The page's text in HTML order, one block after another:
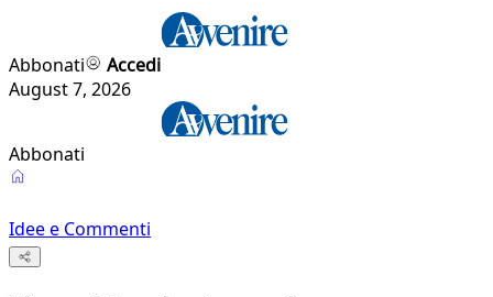
Abbonati
Accedi
August 7, 2026
Abbonati
Idee e Commenti